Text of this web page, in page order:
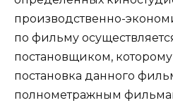
производственно-
по фильму
постановщиком,
постановка данного
полнометражным